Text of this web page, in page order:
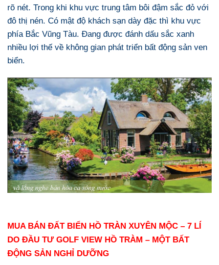
rõ nét. Trong khi khu vực trung tâm bôi đậm sắc đỏ với
đô thị nén. Có mật độ khách sạn dày đặc thì khu vực
phía Bắc Vũng Tàu. Đang được đánh dấu sắc xanh
nhiều lợi thế về không gian phát triển bất động sản ven
biển.
MUA BÁN ĐẤT BIỂN HỒ TRÀN XUYÊN MỘC – 7 LÍ
DO ĐẦU TƯ GOLF VIEW HỒ TRÀM – MỘT BẤT
ĐỘNG SẢN NGHỈ DƯỠNG